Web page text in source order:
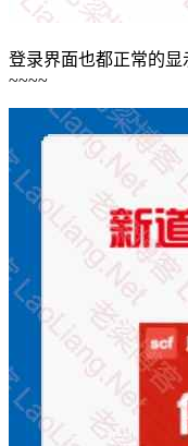
登录界面也都正常的
~~~~